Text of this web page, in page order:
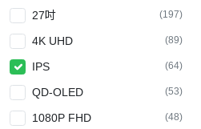
27吋 (197)
4K UHD (89)
IPS (64)
QD-OLED (53)
1080P FHD (48)